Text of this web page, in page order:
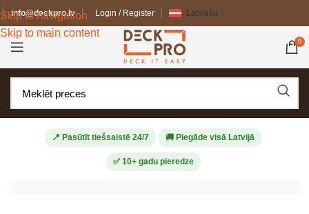
Skip to navigation
Skip to main content
info@deckpro.lv Login / Register Latviešu
0
📍 Pasūtīt tiešsaistē 24/7 🚚 Piegāde visā Latvijā
✅ 10+ gadu pieredze